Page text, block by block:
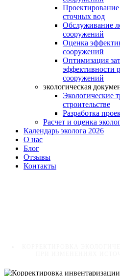
сточных вод
Обслуживание
сооружений
Оценка
сооружений
Оптимизация
эффективности
сооружений
экологическая
Экологические
строительстве
Разработка
Расчет и оценка
Календарь эколога 2026
О нас
Блог
Отзывы
Контакты